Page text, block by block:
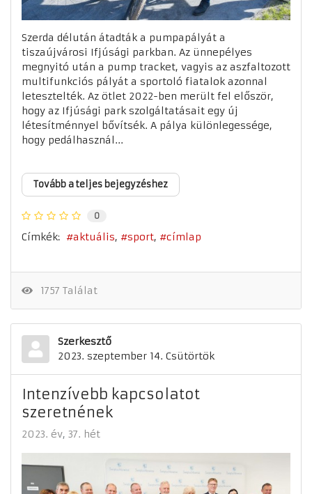
Szerda délután átadták a pumpapályát a
tiszaújvárosi Ifjúsági parkban. Az ünnepélyes
megnyitó után a pump tracket, vagyis az aszfaltozott
multifunkciós pályát a sportoló fiatalok azonnal
letesztelték. Az ötlet 2022-ben merült fel először,
hogy az Ifjúsági park szolgáltatásait egy új
létesítménnyel bővítsék. A pálya különlegessége,
hogy pedálhasznál...
Tovább a teljes bejegyzéshez
0
Címkék: aktuális sport címlap
1757 Találat
Szerkesztő
2023. szeptember 14. Csütörtök
Intenzívebb kapcsolatot
szeretnének
2023. év 37. hét